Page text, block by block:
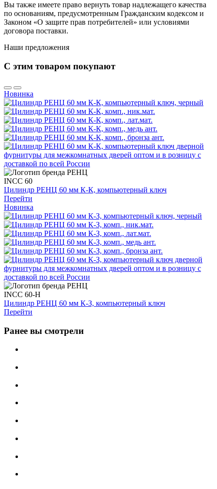
Вы также имеете право вернуть товар надлежащего качества
по основаниям, предусмотренным Гражданским кодексом и
Законом «О защите прав потребителей» или условиями
договора поставки.
Наши предложения
С этим товаром покупают
Новинка
INCC 60
Цилиндр РЕНЦ 60 мм К-К, компьютерный ключ
Перейти
Новинка
INCC 60-H
Цилиндр РЕНЦ 60 мм К-З, компьютерный ключ
Перейти
Ранее вы смотрели